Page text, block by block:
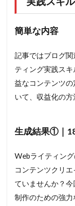
簡単な内容
記事ではブログ
ティング実践ス
益なコンテンツ
いて、収益化の方
生成結果①｜
Webライティン
コンテンツクリ
ていませんか？
制作のための強